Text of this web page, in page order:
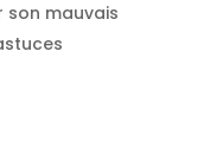
son mauvais